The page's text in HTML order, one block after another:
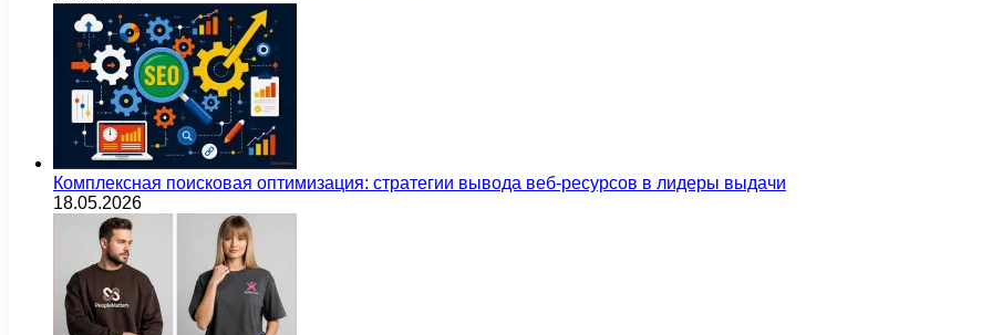
Комплексная поисковая оптимизация: стратегии вывода веб-ресурсов в лидеры выдачи
18.05.2026